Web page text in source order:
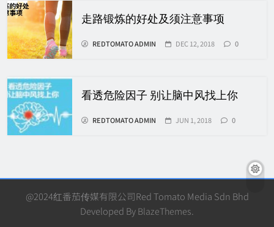
走路锻炼的好处及须注意事项
REDTOMATO ADMIN DEC 12, 2018 0
看透危险因子 别让脑中风找上你
REDTOMATO ADMIN JUN 1, 2018 0
@2024红番茄传媒有限公司Red Tomato Media Sdn Bhd
Developed ByBlazeThemes.